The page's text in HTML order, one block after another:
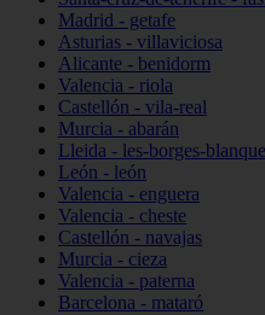
Madrid - getafe
Asturias - villaviciosa
Alicante - benidorm
Valencia - riola
Castellón - vila-real
Murcia - abarán
Lleida - les-borges-
León - león
Valencia - enguera
Valencia - cheste
Castellón - navajas
Murcia - cieza
Valencia - paterna
Barcelona - mataró